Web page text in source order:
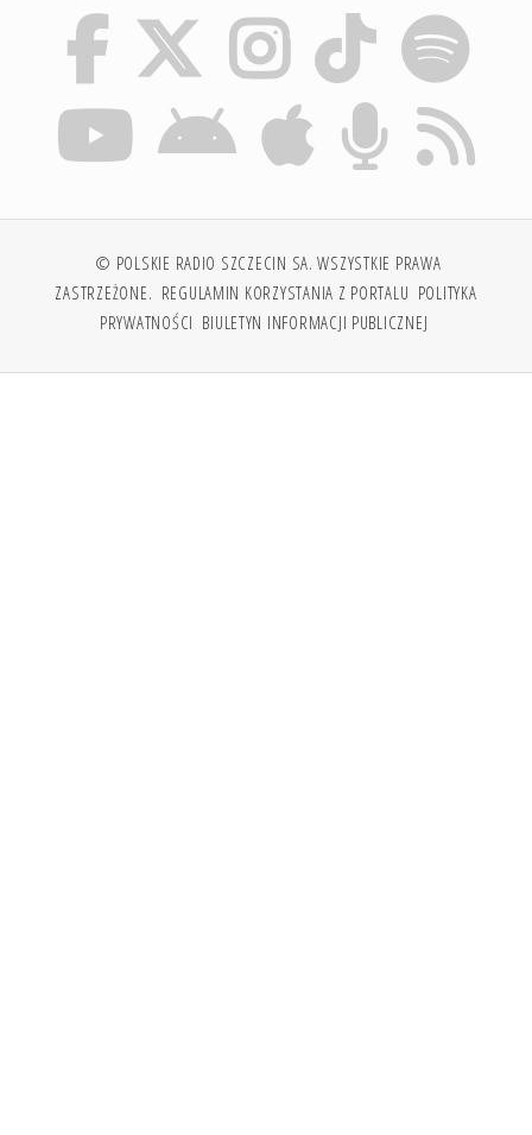
© POLSKIE RADIO SZCZECIN SA. WSZYSTKIE PRAWA
ZASTRZEŻONE. REGULAMIN KORZYSTANIA Z PORTALU POLITYKA
PRYWATNOŚCI BIULETYN INFORMACJI PUBLICZNEJ